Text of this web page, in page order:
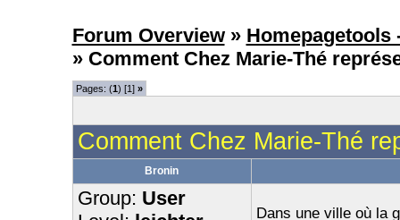
Forum Overview » Homepagetools
» Comment Chez Marie-Thé
Pages: (1) [1] »
Comment Chez Marie-Thé
Bronin
Group: User
Dans une ville où la